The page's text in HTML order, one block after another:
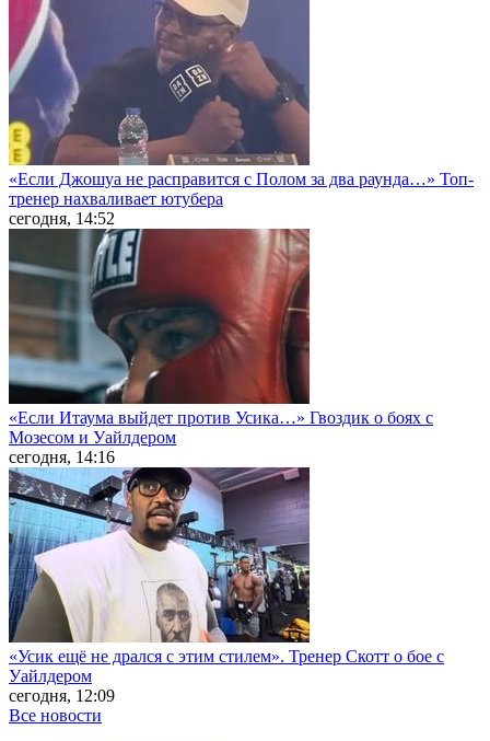
«Если Джошуа не расправится с Полом за два раунда…» Топ-
тренер нахваливает ютубера
сегодня, 14:52
«Если Итаума выйдет против Усика…» Гвоздик о боях с
Мозесом и Уайлдером
сегодня, 14:16
«Усик ещё не дрался с этим стилем». Тренер Скотт о бое с
Уайлдером
сегодня, 12:09
Все новости